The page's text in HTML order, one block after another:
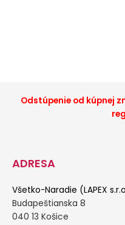
Odstúpenie od kúpnej
ADRESA
Všetko-Naradie (LAPEX
Budapeštianska 8
040 13 Košice